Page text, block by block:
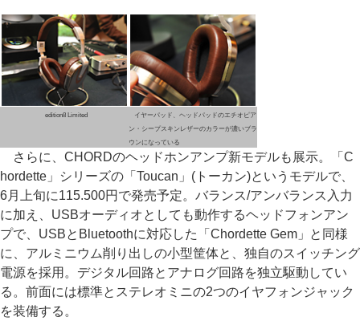
edition8 Limited
イヤーパッド、ヘッドパッドのエチオピア
ン・シープスキンレザーのカラーが濃いブラ
ウンになっている
さらに、CHORDのヘッドホンアンプ新モデルも展示。「C
hordette」シリーズの「Toucan」(トーカン)というモデルで、
6月上旬に115.500円で発売予定。バランス/アンバランス入力
に加え、USBオーディオとしても動作するヘッドフォンアン
プで、USBとBluetoothに対応した「Chordette Gem」と同様
に、アルミニウム削り出しの小型筐体と、独自のスイッチング
電源を採用。デジタル回路とアナログ回路を独立駆動してい
る。前面には標準とステレオミニの2つのイヤフォンジャック
を装備する。